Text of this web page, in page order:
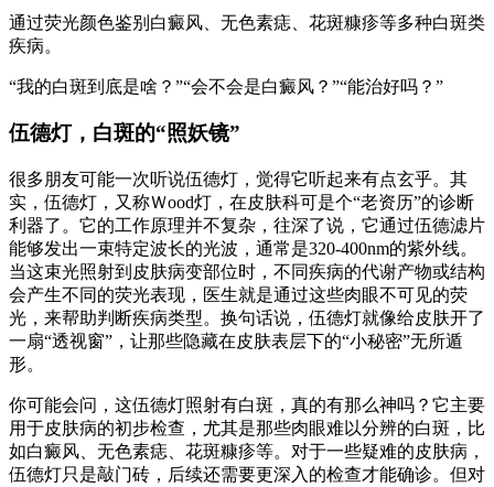
通过荧光颜色鉴别白癜风、无色素痣、花斑糠疹等多种白斑类
疾病。
“我的白斑到底是啥？”“会不会是白癜风？”“能治好吗？”
伍德灯，白斑的“照妖镜”
很多朋友可能一次听说伍德灯，觉得它听起来有点玄乎。其
实，伍德灯，又称Ｗood灯，在皮肤科可是个“老资历”的诊断
利器了。它的工作原理并不复杂，往深了说，它通过伍德滤片
能够发出一束特定波长的光波，通常是320-400nm的紫外线。
当这束光照射到皮肤病变部位时，不同疾病的代谢产物或结构
会产生不同的荧光表现，医生就是通过这些肉眼不可见的荧
光，来帮助判断疾病类型。换句话说，伍德灯就像给皮肤开了
一扇“透视窗”，让那些隐藏在皮肤表层下的“小秘密”无所遁
形。
你可能会问，这伍德灯照射有白斑，真的有那么神吗？它主要
用于皮肤病的初步检查，尤其是那些肉眼难以分辨的白斑，比
如白癜风、无色素痣、花斑糠疹等。对于一些疑难的皮肤病，
伍德灯只是敲门砖，后续还需要更深入的检查才能确诊。但对